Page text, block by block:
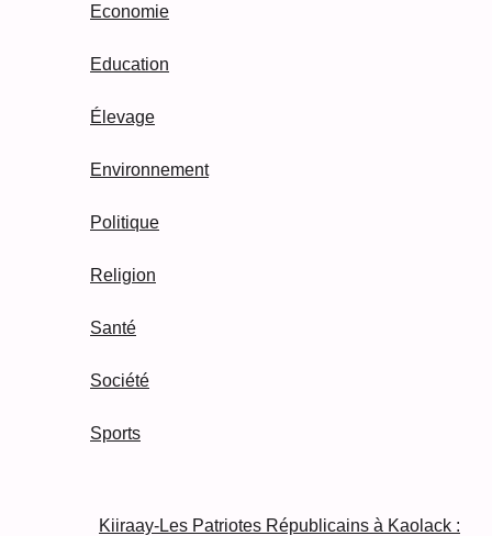
Economie
Education
Élevage
Environnement
Politique
Religion
Santé
Société
Sports
Kiiraay-Les Patriotes Républicains à Kaolack :